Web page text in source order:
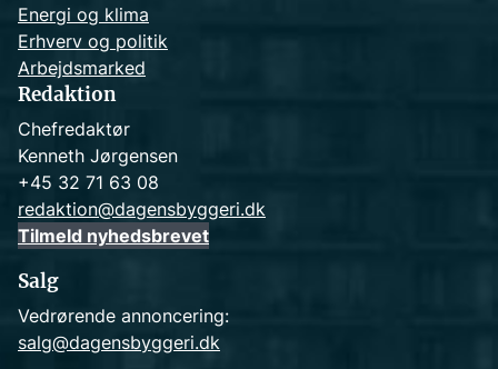
Energi og klima
Erhverv og politik
Arbejdsmarked
Redaktion
Chefredaktør
Kenneth Jørgensen
+45 32 71 63 08
redaktion@dagensbyggeri.dk
Tilmeld nyhedsbrevet
Salg
Vedrørende annoncering:
salg@dagensbyggeri.dk